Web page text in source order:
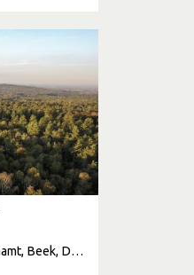
Zeddam, 's Heerenberg, Braamt, Beek, Didam, Elten